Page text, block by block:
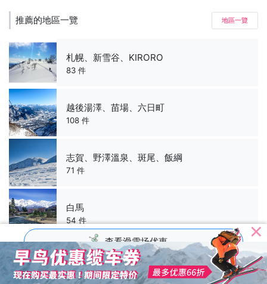
查看滑雪场优惠
推薦的地區一覽 地區一覽
札幌、新雪谷、KIRORO
83 件
越後湯澤、苗場、六日町
108 件
志賀、野澤溫泉、斑尾、飯綱
71 件
白馬
54 件
推薦的都道府縣一覽 都道府縣一覧